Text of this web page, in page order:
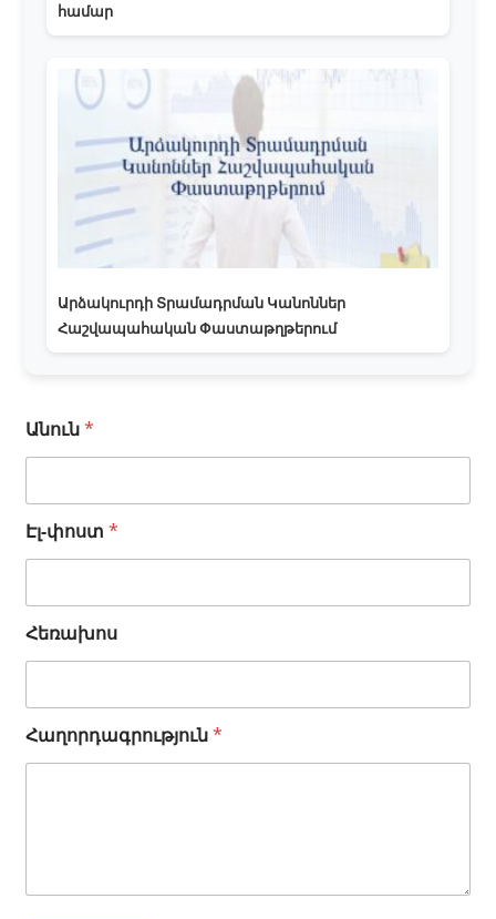
համար
Արձակուրդի Տրամադրման Կանոններ
Հաշվապահական Փաստաթղթերում
Է
ս
տ
փ
ո
տ
Հ
ե
ռ
Անուն*
Էլ-փոստ*
Հեռախոս
Հաղորդագրություն*